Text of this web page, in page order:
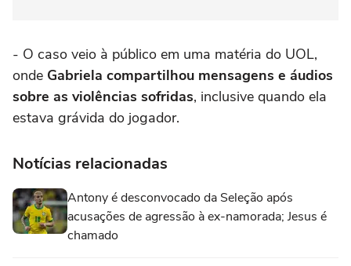
- O caso veio à público em uma matéria do UOL,
onde Gabriela compartilhou mensagens e áudios
sobre as violências sofridas, inclusive quando ela
estava grávida do jogador.
Notícias relacionadas
Antony é desconvocado da Seleção após
acusações de agressão à ex-namorada; Jesus é
chamado